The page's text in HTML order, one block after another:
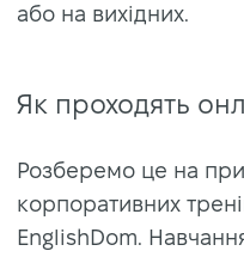
або на вихідних.
Як проходять
Розберемо це на
корпоративних
EnglishDom.